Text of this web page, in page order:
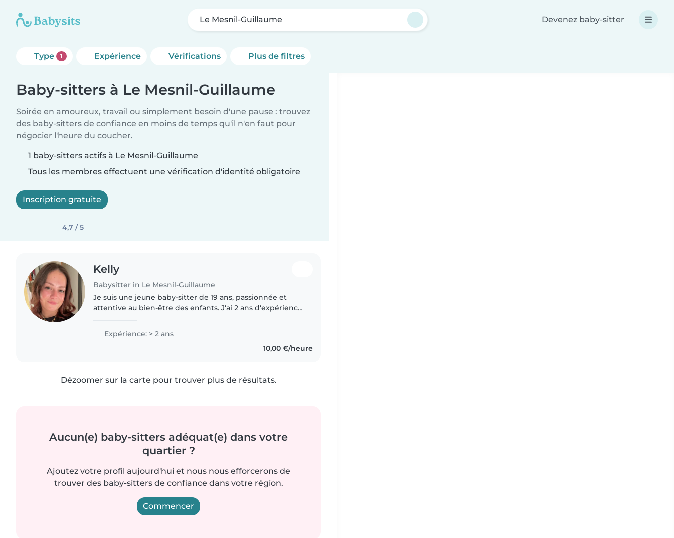
Le Mesnil-Guillaume Devenez baby-sitter
Type 1 Expérience Vérifications Plus de filtres
Baby-sitters à Le Mesnil-Guillaume
Soirée en amoureux, travail ou simplement besoin d'une pause : trouvez
des baby-sitters de confiance en moins de temps qu'il n'en faut pour
négocier l'heure du coucher.
1 baby-sitters actifs à Le Mesnil-Guillaume
Tous les membres effectuent une vérification d'identité obligatoire
Inscription gratuite
4,7 / 5
Kelly
Babysitter in Le Mesnil-Guillaume
Je suis une jeune baby-sitter de 19 ans, passionnée et
attentive au bien-être des enfants. J'ai 2 ans d'expérience
préscolaire et..
Expérience: > 2 ans
10,00 €/heure
Dézoomer sur la carte pour trouver plus de résultats.
Aucun(e) baby-sitters adéquat(e) dans votre
quartier ?
Ajoutez votre profil aujourd'hui et nous nous efforcerons de
trouver des baby-sitters de confiance dans votre région.
Commencer